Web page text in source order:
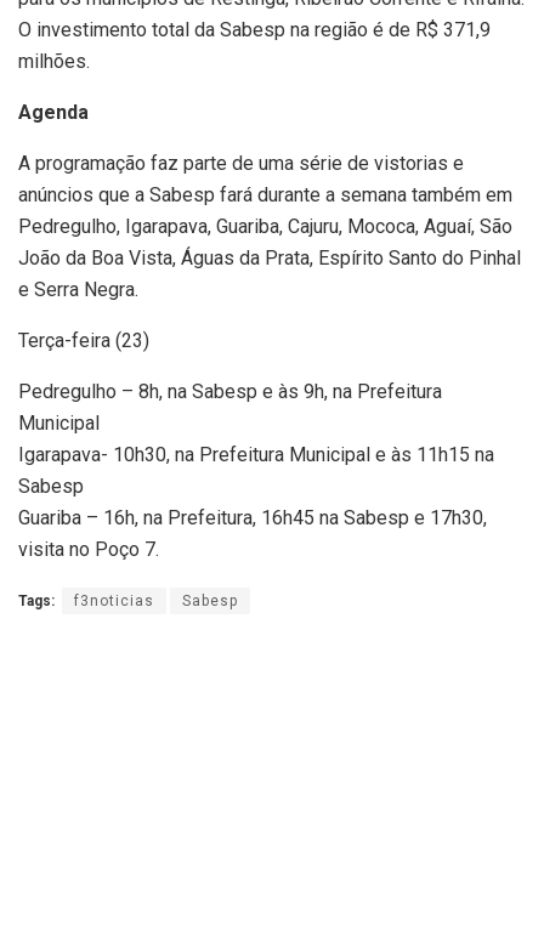
O investimento total da Sabesp na região é de R$ 371,9
milhões.
Agenda
A programação faz parte de uma série de vistorias e
anúncios que a Sabesp fará durante a semana também em
Pedregulho, Igarapava, Guariba, Cajuru, Mococa, Aguaí, São
João da Boa Vista, Águas da Prata, Espírito Santo do Pinhal
e Serra Negra.
Terça-feira (23)
Pedregulho – 8h, na Sabesp e às 9h, na Prefeitura
Municipal
Igarapava- 10h30, na Prefeitura Municipal e às 11h15 na
Sabesp
Guariba – 16h, na Prefeitura, 16h45 na Sabesp e 17h30,
visita no Poço 7.
Tags: f3noticias Sabesp